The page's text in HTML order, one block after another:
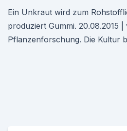
Ein Unkraut wird zum
produziert Gummi. 20.08.2015 |
Pflanzenforschung. Die Kultur